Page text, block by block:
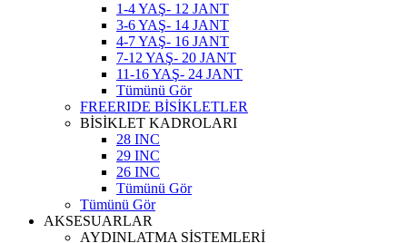
1-4 YAŞ- 12 JANT
3-6 YAŞ- 14 JANT
4-7 YAŞ- 16 JANT
7-12 YAŞ- 20 JANT
11-16 YAŞ- 24 JANT
Tümünü Gör
FREERIDE BİSİKLETLER
BİSİKLET KADROLARI
28 INC
29 INC
26 INC
Tümünü Gör
Tümünü Gör
AKSESUARLAR
AYDINLATMA SİSTEMLERİ